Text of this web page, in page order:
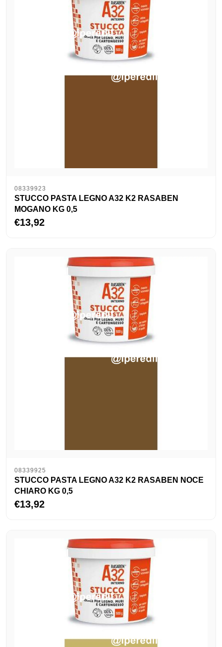
08339923
STUCCO PASTA LEGNO A32 K2 RASABEN
MOGANO KG 0,5
€13,92
08339925
STUCCO PASTA LEGNO A32 K2 RASABEN NOCE
CHIARO KG 0,5
€13,92